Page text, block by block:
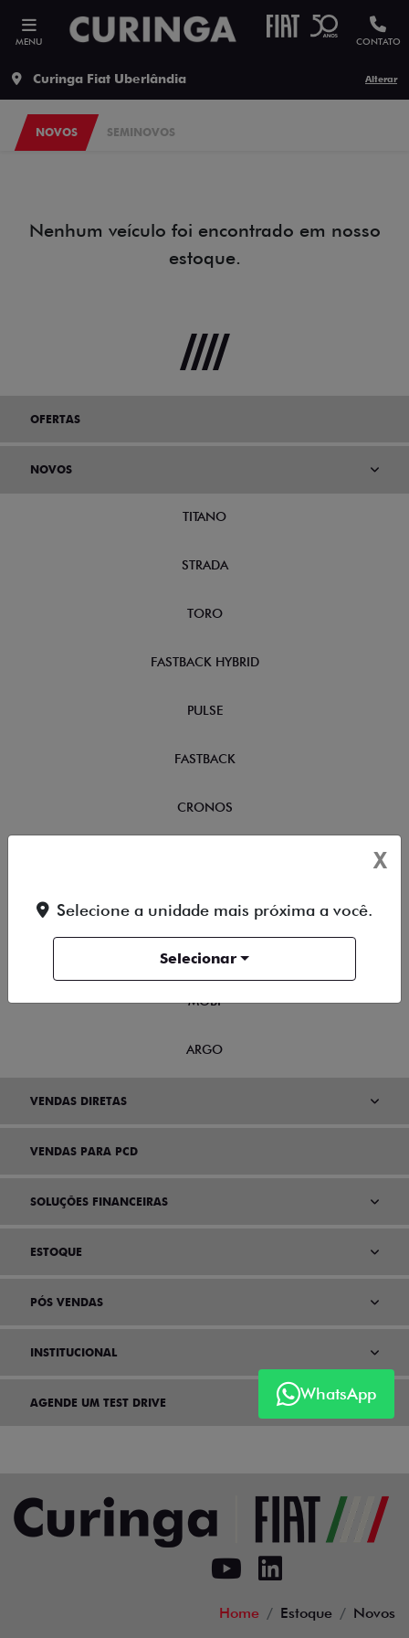
MENU CONTATO
Curinga Fiat Uberlândia Alterar
NOVOS SEMINOVOS
Nenhum veículo foi encontrado em nosso
estoque.
WhatsApp
OFERTAS
NOVOS
TITANO
STRADA
TORO
FASTBACK HYBRID
PULSE
FASTBACK
CRONOS
SCUDO
NOVO DUCATO
MOBI
ARGO
VENDAS DIRETAS
VENDAS PARA PCD
SOLUÇÕES FINANCEIRAS
ESTOQUE
PÓS VENDAS
INSTITUCIONAL
AGENDE UM TEST DRIVE
Home Estoque Novos
X
Selecione a unidade mais próxima a você.
Selecionar